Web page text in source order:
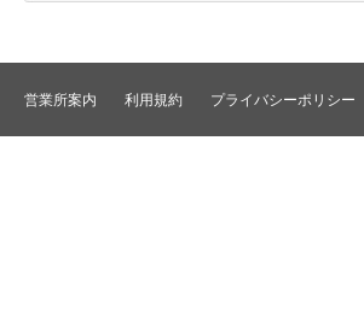
VTRインターフェース/アクセサリ
営業所案内 利用規約 プライバシーポリシー